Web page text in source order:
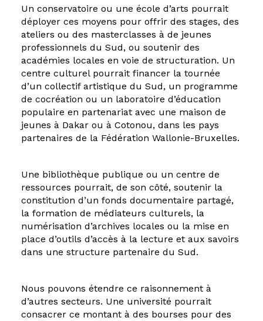
Un conservatoire ou une école d’arts pourrait
déployer ces moyens pour offrir des stages, des
ateliers ou des masterclasses à de jeunes
professionnels du Sud, ou soutenir des
académies locales en voie de structuration. Un
centre culturel pourrait financer la tournée
d’un collectif artistique du Sud, un programme
de cocréation ou un laboratoire d’éducation
populaire en partenariat avec une maison de
jeunes à Dakar ou à Cotonou, dans les pays
partenaires de la Fédération Wallonie-Bruxelles.
Une bibliothèque publique ou un centre de
ressources pourrait, de son côté, soutenir la
constitution d’un fonds documentaire partagé,
la formation de médiateurs culturels, la
numérisation d’archives locales ou la mise en
place d’outils d’accès à la lecture et aux savoirs
dans une structure partenaire du Sud.
Nous pouvons étendre ce raisonnement à
d’autres secteurs. Une université pourrait
consacrer ce montant à des bourses pour des